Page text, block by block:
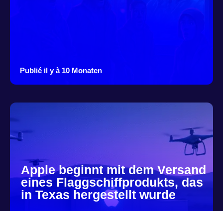
Publié il y à 10 Monaten
Apple beginnt mit dem Versand
eines Flaggschiffprodukts, das
in Texas hergestellt wurde